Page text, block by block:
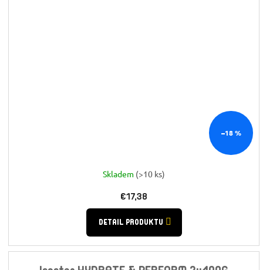
–18 %
Skladem (>10 ks)
€17,38
DETAIL PRODUKTU